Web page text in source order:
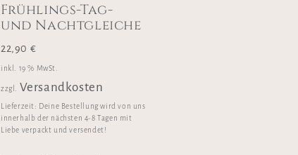
Frühlings-Tag-
und Nachtgleiche
22,90 €
inkl. 19 % MwSt.
zzgl. Versandkosten
Lieferzeit: Deine Bestellung wird von uns
innerhalb der nächsten 4-8 Tagen mit
Liebe verpackt und versendet!